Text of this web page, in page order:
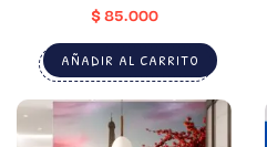
$85.000
AÑADIR AL CARRITO